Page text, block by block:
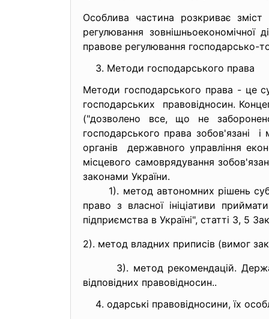
Особлива частина розкриває
регулювання зовнішньоекономічної
правове регулювання господарсько-
Методи господарського права
Методи господарського права - це
господарських правовідносин.
("дозволено все, що не
господарського права
органів державного управління
місцевого самоврядування
законами України.
1). метод автономних рішень
право з власної ініціативи
підприємства в Україні", статті 3, 5
2). метод владних приписів (вимог
3). метод рекомендацій. Держава
відповідних правовідносин..
одарські правовідносини, їх